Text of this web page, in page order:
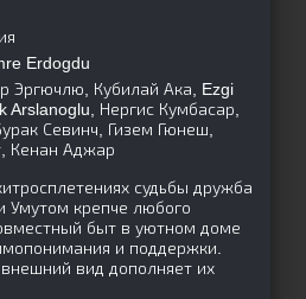
Erdogdu
Эргючлю, Кубилай Ака, Ezgi
Arslanoglu, Нергис Кумбасар,
Севинч, Гизем Гюнеш,
Кенан Аджар
судьбы дружба
Умутом крепче любого
быт в уютном доме
и поддержки.
вид дополняет их